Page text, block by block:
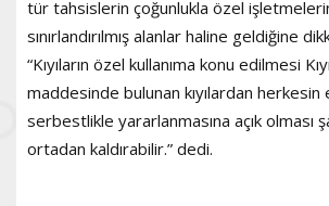
tür tahsislerin çoğunlukla özel
sınırlandırılmış alanlar haline geldiğine
“Kıyıların özel kullanıma konu edilmesi
maddesinde bulunan kıyılardan herkesin
serbestlikle yararlanmasına açık olması
ortadan kaldırabilir.” dedi.